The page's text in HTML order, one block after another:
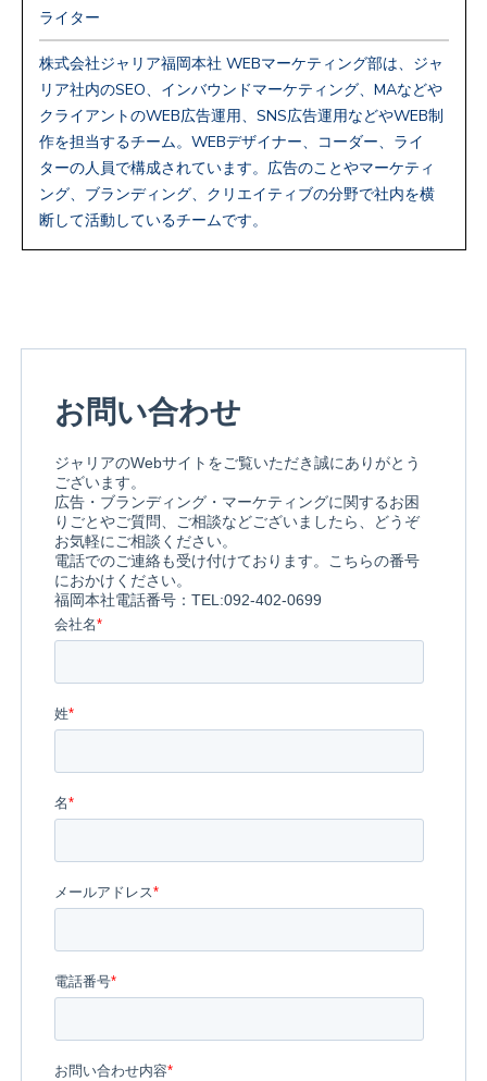
ライター
株式会社ジャリア福岡本社 WEBマーケティング部は、ジャ
リア社内のSEO、インバウンドマーケティング、MAなどや
クライアントのWEB広告運用、SNS広告運用などやWEB制
作を担当するチーム。WEBデザイナー、コーダー、ライ
ターの人員で構成されています。広告のことやマーケティ
ング、ブランディング、クリエイティブの分野で社内を横
断して活動しているチームです。